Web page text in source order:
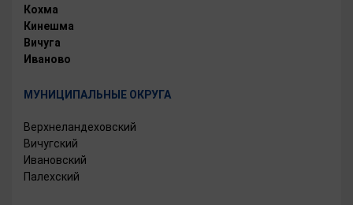
Кохма
Кинешма
Вичуга
Иваново
МУНИЦИПАЛЬНЫЕ ОКРУГА
Верхнеландеховский
Вичугский
Ивановский
Палехский